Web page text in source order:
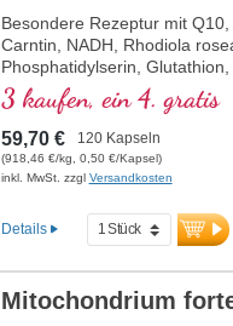
Besondere Rezeptur mit Q10,
Carntin, NADH, Rhodiola
Phosphatidylserin,
und Kupfer, welches zu einem
Stoffwechsel zur
beiträgt (in Form von ATP in
Zellatmungskette).
3 kaufen, ein 4. gratis
59,70 € 120 Kapseln
(918,46 €/kg, 0,50 €/Kapsel)
inkl. MwSt. zzgl Versandkosten
Details
Mitochondrium